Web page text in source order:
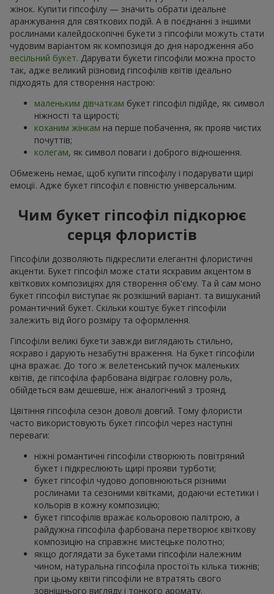
жінок. Купити гіпсофілу — значить обрати ідеальне
аранжування для святкових подій. А в поєднанні з іншими
рослинами калейдоскопічні букети з гіпсофіли можуть стати
чудовим варіантом як композиція до дня народження або
весільний букет. Дарувати букети гіпсофіли можна просто
так, адже великий різновид гіпсофілів квітів ідеально
підходять для створення настрою:
маленьким дівчаткам букет гіпсофіл підійде, як символ
ніжності та щирості;
коханим жінкам на перше побачення, як прояв чистих
почуттів;
колегам, як символ поваги і доброго відношення.
Обмежень немає, щоб купити гіпсофілу і подарувати щирі
емоції. Адже букет гіпсофіл є повністю універсальним.
Чим букет гіпсофіл підкорює
серця флористів
Гіпсофіли дозволяють підкреслити елегантні флористичні
акценти. Букет гіпсофіл може стати яскравим акцентом в
квіткових композиціях для створення об'єму. Та й сам моно
букет гіпсофіл виступає як розкішний варіант. та вишуканий
романтичний букет. Скільки коштує букет гіпсофіли
залежить від його розміру та оформлення.
Гіпсофіли великі букети завжди виглядають стильно,
яскраво і дарують незабутні враження. На букет гіпсофіли
ціна вражає. До того ж велетенський пучок маленьких
квітів, де гіпсофіла фарбована відіграє головну роль,
обійдеться вам дешевше, ніж аналогічний з троянд.
Цвітіння гіпсофіла сезон доволі довгий. Тому флористи
часто використовують букет гіпсофіл через наступні
переваги:
ніжні романтичні гіпсофіли створюють повітряний
букет і підкреслюють щирі прояви турботи;
букет гіпсофіл чудово доповнюються різними
рослинами та сезоними квітками, додаючи естетики і
кольорів в кожну композицію;
букет гіпсофілів вражає кольоровою палітрою, а
райдужна гіпсофіла фарбована перетворює квіткову
композицію на справжнє мистецьке полотно;
якщо доглядати за букетами гіпсофіли належним
чином, натуральна гіпсофіла простоїть кілька тижнів;
при цьому квіти гіпсофіли не втратять свого
зовнішнього вигляду і тонкого аромату.